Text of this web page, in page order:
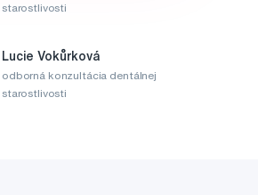
starostlivosti
Lucie Vokůrková
odborná konzultácia dentálnej
starostlivosti